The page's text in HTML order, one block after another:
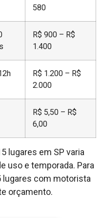
580
R$ 900 – R$
1.400
R$ 1.200 – R$
2.000
R$ 5,50 – R$
6,00
lugares em SP varia
uso e temporada. Para
lugares com motorista
orçamento.